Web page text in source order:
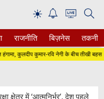
☀
राजनीति बिज़नेस तकनीक
कुलदीप कुमार-रवि नेगी के बीच तीखी बहस
क्षेत्र में ‘आत्मनिर्भर’, देश पहले